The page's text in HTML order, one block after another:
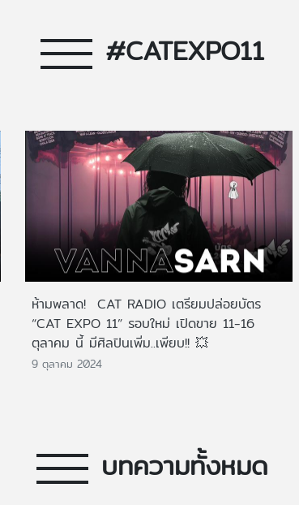
#CATEXPO11
ห้ามพลาด! CAT RADIO เตรียมปล่อยบัตร
“CAT EXPO 11” รอบใหม่ เปิดขาย 11-16
ตุลาคม นี้ มีศิลปินเพิ่ม..เพียบ!! 💥
9 ตุลาคม 2024
บทความทั้งหมด